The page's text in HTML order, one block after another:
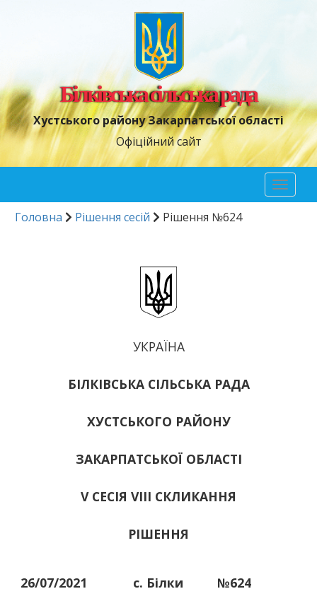
Білківська сільська рада
Хустського району Закарпатської області
Офіційний сайт
Toggle
Головна
Рішення сесій Рішення №624
УКРАЇНА
БІЛКІВСЬКА СІЛЬСЬКА РАДА
ХУСТСЬКОГО РАЙОНУ
ЗАКАРПАТСЬКОЇ ОБЛАСТІ
V СЕСІЯ VIII СКЛИКАННЯ
РІШЕННЯ
26/07/2021 с. Білки №624